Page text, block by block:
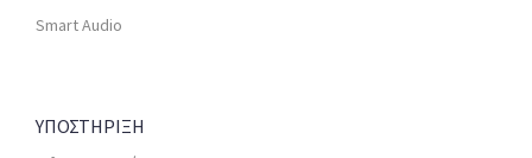
Smart Audio
ΥΠΟΣΤΗΡΙΞΗ